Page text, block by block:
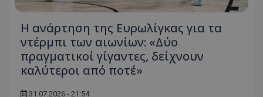
Η ανάρτηση της Ευρωλίγκας για τα
ντέρμπι των αιωνίων: «Δύο
πραγματικοί γίγαντες, δείχνουν
καλύτεροι από ποτέ»
31.07.2026 - 21:54